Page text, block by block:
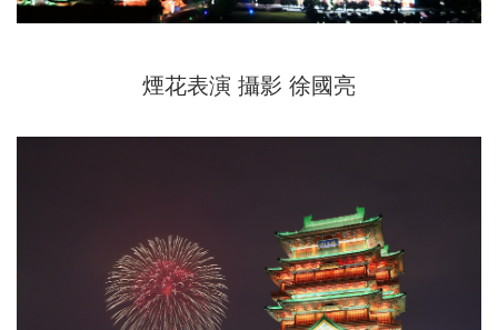
煙花表演 攝影 徐國亮